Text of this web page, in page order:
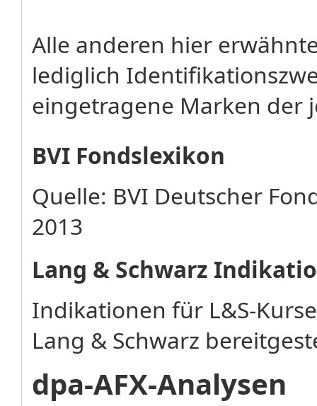
Alle anderen hier
lediglich
eingetragene Marken der
BVI Fondslexikon
Quelle: BVI Deutscher
2013
Lang & Schwarz
Indikationen für L&S-
Lang & Schwarz
dpa-AFX-Analysen